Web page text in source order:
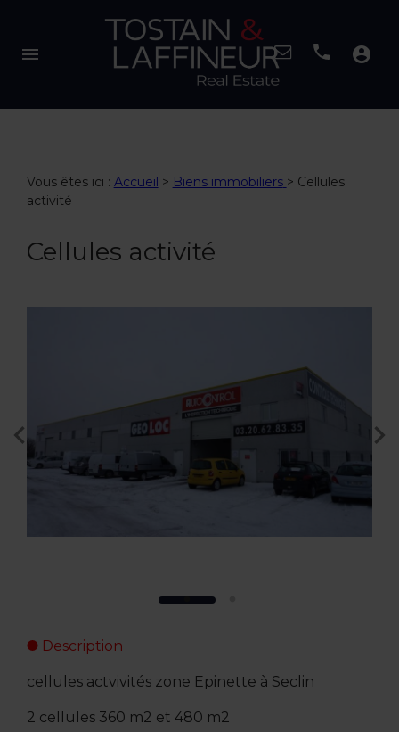
menu account_circle
Vous êtes ici : Accueil > Biens immobiliers > Cellules
activité
Cellules activité
Description
cellules actvivités zone Epinette à Seclin
2 cellules 360 m2 et 480 m2